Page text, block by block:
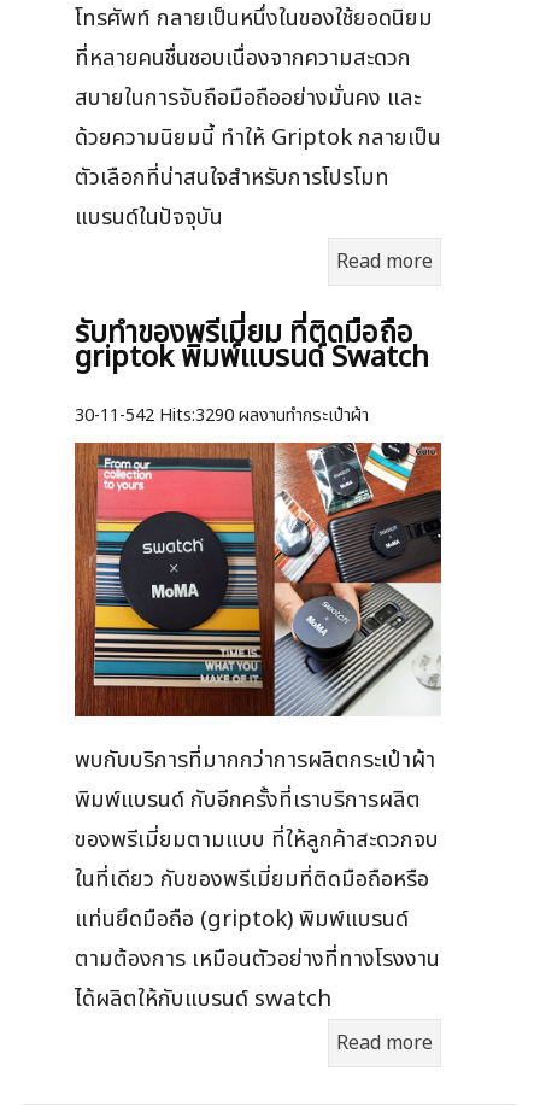
โทรศัพท์ กลายเป็นหนึ่งในของใช้ยอดนิยม
ที่หลายคนชื่นชอบเนื่องจากความสะดวก
สบายในการจับถือมือถืออย่างมั่นคง และ
ด้วยความนิยมนี้ ทำให้ Griptok กลายเป็น
ตัวเลือกที่น่าสนใจสำหรับการโปรโมท
แบรนด์ในปัจจุบัน
Read more
รับทำของพรีเมี่ยม ที่ติดมือถือ
griptok พิมพ์แบรนด์ Swatch
30-11-542 Hits:3290 ผลงานทำกระเป๋าผ้า
พบกับบริการที่มากกว่าการผลิตกระเป๋าผ้า
พิมพ์แบรนด์ กับอีกครั้งที่เราบริการผลิต
ของพรีเมี่ยมตามแบบ ที่ให้ลูกค้าสะดวกจบ
ในที่เดียว กับของพรีเมี่ยมที่ติดมือถือหรือ
แท่นยึดมือถือ (griptok) พิมพ์แบรนด์
ตามต้องการ เหมือนตัวอย่างที่ทางโรงงาน
ได้ผลิตให้กับแบรนด์ swatch
Read more